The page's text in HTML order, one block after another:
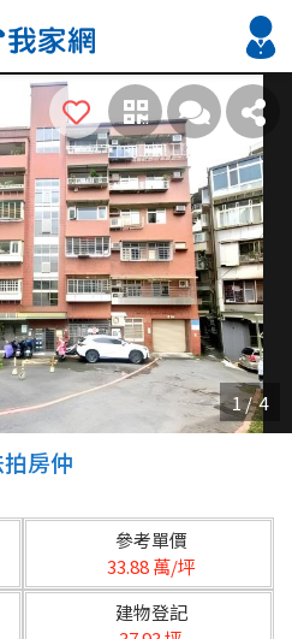
搜尋
關鍵字
2026 新北降價好屋限量釋出
2026 台南降價好屋限量釋出
區域
房仲
參考單價
33.88 萬/坪
建物登記